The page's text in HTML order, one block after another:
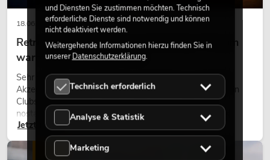
18.06.2026
Retro-Licht im modernen Lichtdesign: Warum
warmes Licht wieder wirkt
Sehr warmes Licht, sichtbare Leuchtflächen und farbige
Akzente prägen viele aktuelle Lichtdesigns auf Bühnen, in
Clubs und bei Events. Retro-Licht ist dabei kein rein
nostalgischer Effekt, sondern ein bewusst eingesetztes
Gestaltungsmittel: Es schafft Atmosphäre, gibt Szenen
Charakter und kann technische LED-Setups emotionaler
wirken lassen.
Jetzt lesen
LICHT
und Diensten Sie zustimmen möchten. Technisch
erforderliche Dienste sind notwendig und können
nicht deaktiviert werden.
Weitergehende Informationen hierzu finden Sie in
unsererDatenschutzerklärung.
Technisch erforderlich
Analyse & Statistik
Marketing